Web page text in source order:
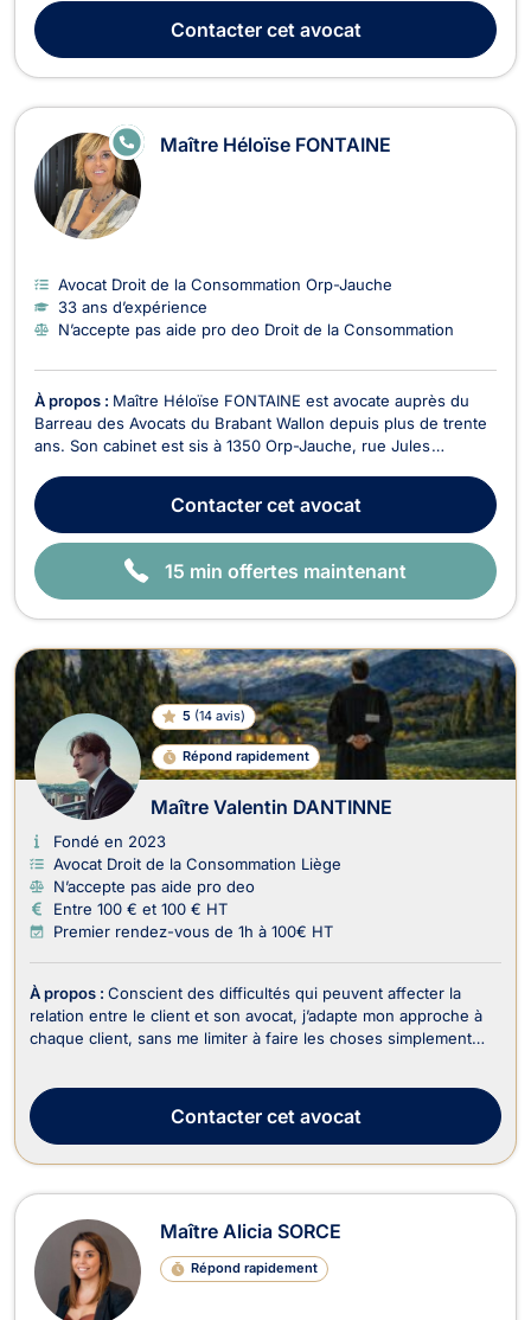
anglais, ce qui lui permet d’accompagner efficacement une
clientèle locale et internationale. Maîtr...
Contactercet avocat
Maître Héloïse FONTAINE
E
N
LI
G
N
E
Avocat Droit de la Consommation Orp-Jauche
33 ans d’expérience
N’accepte pas aide pro deo Droit de la Consommation
À propos : Maître Héloïse FONTAINE est avocate auprès du
Barreau des Avocats du Brabant Wallon depuis plus de trente
ans. Son cabinet est sis à 1350 Orp-Jauche, rue Jules
aux accidents de roulage ou autres , à l' indemnisation de
dommages corporels , en droit de la famille...
Contactercet avocat
15 min offertes maintenant
5 (14 avis)
Répond rapidement
Maître Valentin DANTINNE
Fondé en 2023
Avocat Droit de la Consommation Liège
N’accepte pas aide pro deo
Entre 100 € et 100 € HT
Premier rendez-vous de 1h à 100€ HT
À propos : Conscient des difficultés qui peuvent affecter la
relation entre le client et son avocat, j’adapte mon approche à
chaque client, sans me limiter à faire les choses simplement
compréhension. C’est pour ...
Contactercet avocat
Maître Alicia SORCE
Répond rapidement